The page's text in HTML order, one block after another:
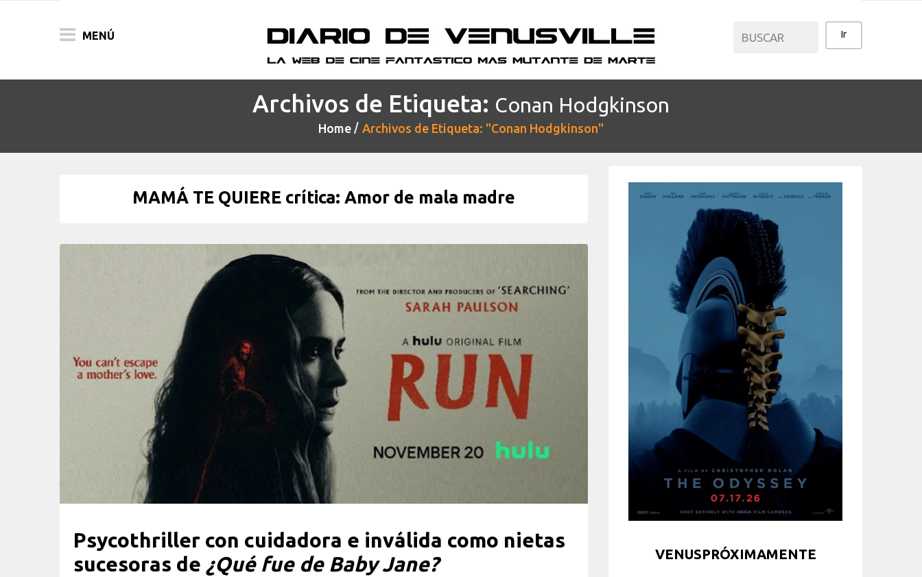
MENÚ
Archivos de Etiqueta: Conan Hodgkinson
Home Archivos de Etiqueta: "Conan Hodgkinson"
MAMÁ TE QUIERE crítica: Amor de mala madre
Psycothriller con cuidadora e inválida como nietas
sucesoras de ¿Qué fue de Baby Jane? VENUSPRÓXIMAMENTE
FESTIVALES